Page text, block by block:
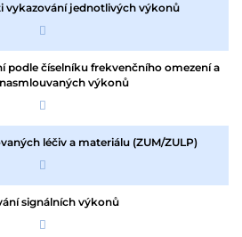
vykazování jednotlivých výkonů
podle číselníku frekvenčního omezení a
výkonů
léčiv a materiálu (ZUM/ZULP)
signálních výkonů